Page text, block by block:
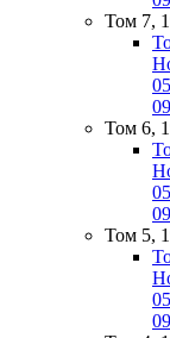
Том 7,
05
09
Том 6,
05
09
Том 5,
05
09